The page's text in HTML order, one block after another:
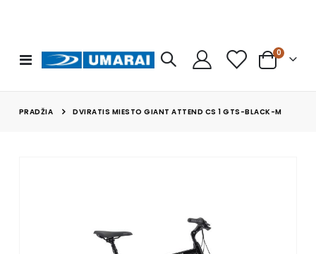
Toggle
Nav
Cart
0prekės
PRADŽIA DVIRATIS MIESTO GIANT ATTEND CS 1 GTS-BLACK-M